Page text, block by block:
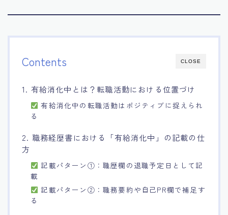
CLOSE
Contents
1. 有給消化中とは？転職活動における位置づけ
有給消化中の転職活動はポジティブに捉えられ
る
2. 職務経歴書における「有給消化中」の記載の仕
方
記載パターン①：職歴欄の退職予定日として記
載
記載パターン②：職務要約や自己PR欄で補足す
る